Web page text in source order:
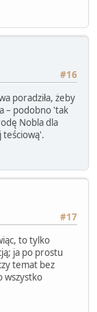
#16
poradziła, żeby
– podobno 'tak
Nobla dla
teściową'.
#17
to tylko
ja po prostu
temat bez
wszystko